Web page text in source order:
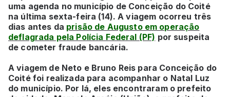
uma agenda no município de Conceição do Coité
na última sexta-feira (14). A viagem ocorreu três
dias antes da prisão de Augusto em operação
deflagrada pela Polícia Federal (PF) por suspeita
de cometer fraude bancária.
A viagem de Neto e Bruno Reis para Conceição do
Coité foi realizada para acompanhar o Natal Luz
do município. Por lá, eles encontraram o prefeito